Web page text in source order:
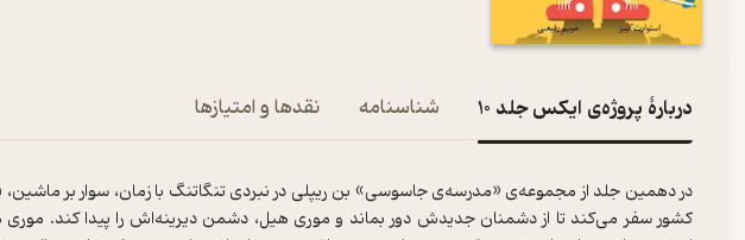
دربارۀ پروژه‌ی ایکس جلد 10 شناسنامه نقدها و امتیازها
در دهمین جلد از مجموعه‌ی «مدرسه‌ی جاسوسی» بن ریپلی در نبردی تنگاتنگ با زمان، سوار بر ماشین،
کشور سفر می‌کند تا از دشمنان جدیدش دور بماند و موری هیل، دشمن دیرینه‌اش را پیدا کند.